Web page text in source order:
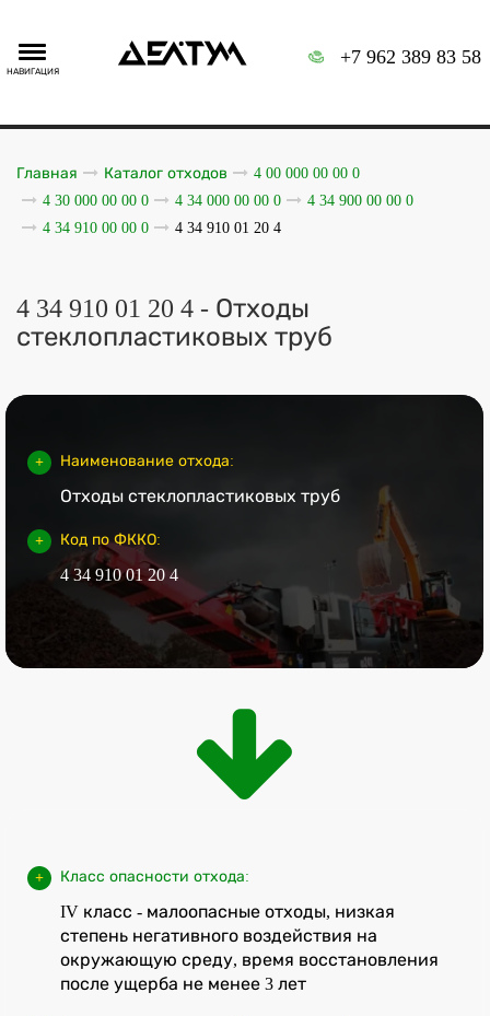
НАВИГАЦИЯ
+7 962 389 83 58
Главная Каталог отходов
4 00 000 00 00 0
4 30 000 00 00 0
4 34 000 00 00 0
4 34 900 00 00 0
4 34 910 00 00 0
4 34 910 01 20 4
4 34 910 01 20 4 - Отходы
стеклопластиковых труб
Наименование отхода:
Отходы стеклопластиковых труб
Код по ФККО:
4 34 910 01 20 4
Класс опасности отхода:
IV класс - малоопасные отходы, низкая
степень негативного воздействия на
окружающую среду, время восстановления
после ущерба не менее 3 лет